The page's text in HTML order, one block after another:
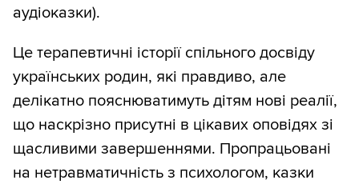
аудіоказки).
Це терапевтичні історії спільного досвіду
українських родин, які правдиво, але
делікатно пояснюватимуть дітям нові реалії,
що наскрізно присутні в цікавих оповідях зі
щасливими завершеннями. Пропрацьовані
на нетравматичність з психологом, казки